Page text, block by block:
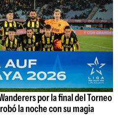
por la final del Torneo
la noche con su magia